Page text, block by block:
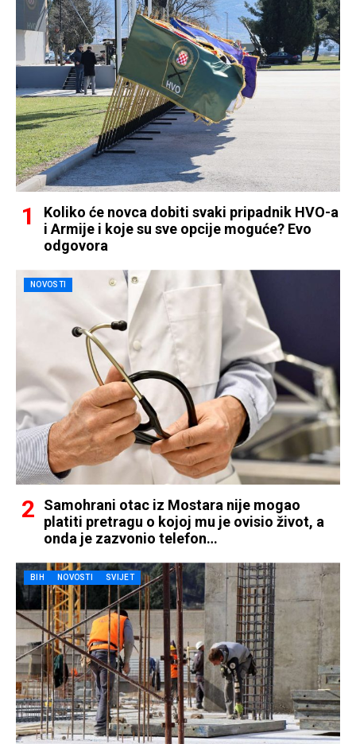
Koliko će novca dobiti svaki pripadnik HVO-a
i Armije i koje su sve opcije moguće? Evo
odgovora
NOVOSTI
Samohrani otac iz Mostara nije mogao
platiti pretragu o kojoj mu je ovisio život, a
onda je zazvonio telefon…
BIH NOVOSTI SVIJET